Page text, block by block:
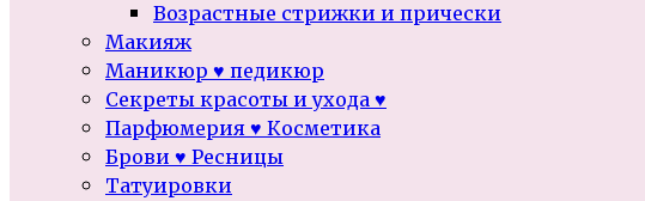
Возрастные стрижки и прически
Макияж
Маникюр ♥ педикюр
Секреты красоты и ухода ♥
Парфюмерия ♥ Косметика
Брови ♥ Ресницы
Татуировки